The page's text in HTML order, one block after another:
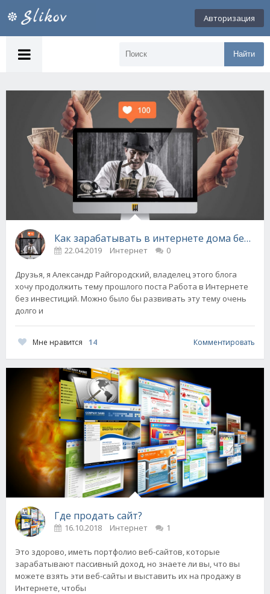
Авторизация
Найти
Как зарабатывать в интернете дома без
22.04.2019 Интернет 0
Друзья, я Александр Райгородский, владелец этого блога
хочу продолжить тему прошлого поста Работа в Интернете
без инвестиций. Можно было бы развивать эту тему очень
долго и
Мне нравится 14 Комментировать
Где продать сайт?
16.10.2018 Интернет 1
Это здорово, иметь портфолио веб-сайтов, которые
зарабатывают пассивный доход, но знаете ли вы, что вы
можете взять эти веб-сайты и выставить их на продажу в
Интернете, чтобы